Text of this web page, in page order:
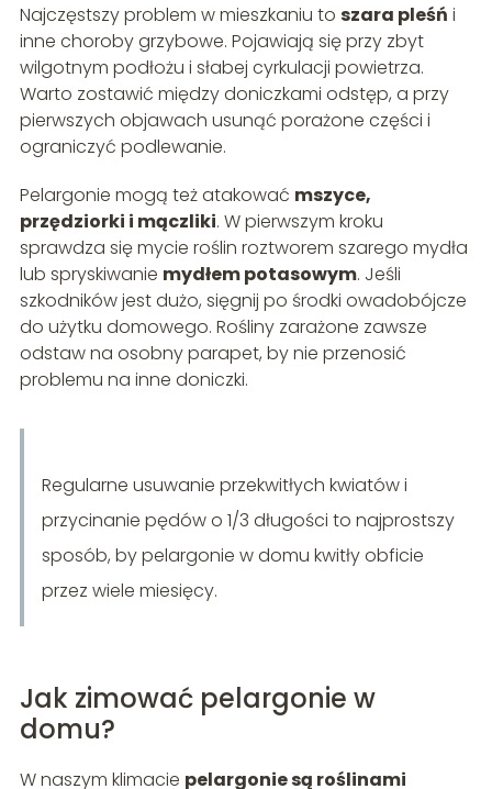
Najczęstszy problem w mieszkaniu to szara pleśń i
inne choroby grzybowe. Pojawiają się przy zbyt
wilgotnym podłożu i słabej cyrkulacji powietrza.
Warto zostawić między doniczkami odstęp, a przy
pierwszych objawach usunąć porażone części i
ograniczyć podlewanie.
Pelargonie mogą też atakować mszyce,
przędziorki i mączliki. W pierwszym kroku
sprawdza się mycie roślin roztworem szarego mydła
lub spryskiwanie mydłem potasowym. Jeśli
szkodników jest dużo, sięgnij po środki owadobójcze
do użytku domowego. Rośliny zarażone zawsze
odstaw na osobny parapet, by nie przenosić
problemu na inne doniczki.
Regularne usuwanie przekwitłych kwiatów i
przycinanie pędów o 1/3 długości to najprostszy
sposób, by pelargonie w domu kwitły obficie
przez wiele miesięcy.
Jak zimować pelargonie w
domu?
W naszym klimacie pelargonie są roślinami